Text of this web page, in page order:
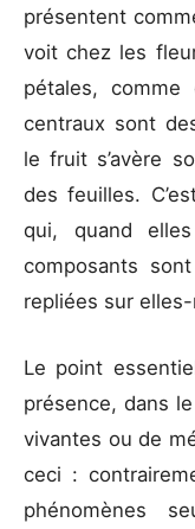
présentent
voit chez les
pétales,
centraux sont
le fruit s’avère
des feuilles.
qui, quand
composants
repliées sur
Le point
présence, dans
vivantes ou de
ceci :
phénomènes